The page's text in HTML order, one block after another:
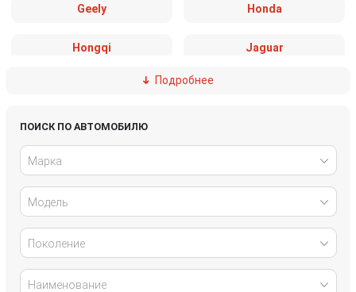
Geely Honda
Hongqi Jaguar
Lexus
Rivian
Volkswagen
Подробнее
ПОИСК ПО АВТОМОБИЛЮ
Марка
Модель
Поколение
Наименование